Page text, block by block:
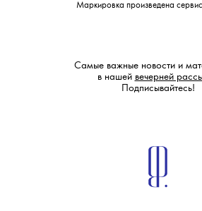
Маркировка произведена
Самые важные новости и
в нашей вечерней
Подписывайтесь!